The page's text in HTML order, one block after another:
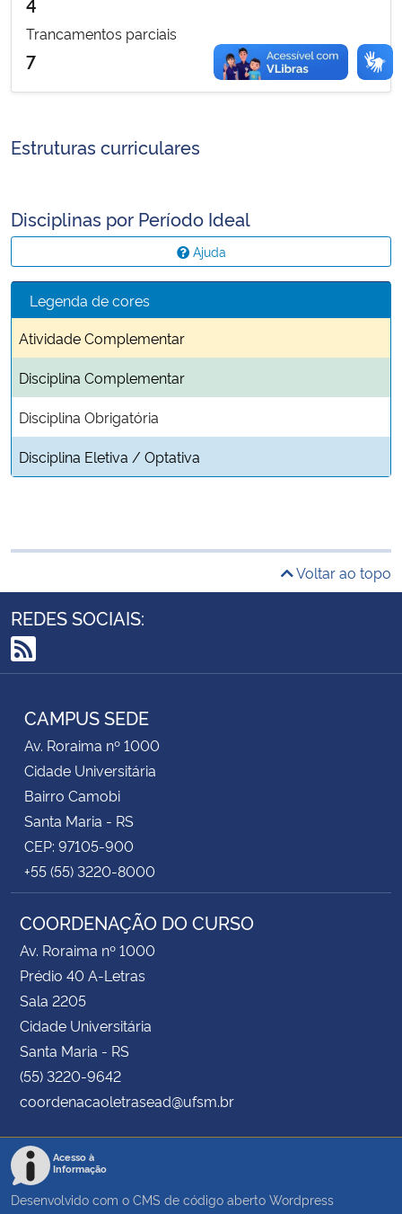
Trancamentos parciais
7
Estruturas curriculares
Disciplinas por Período Ideal
Ajuda
Legenda de cores
Atividade Complementar
Disciplina Complementar
Disciplina Obrigatória
Disciplina Eletiva / Optativa
Voltar ao topo
REDES SOCIAIS:
RSS
CAMPUS SEDE
Av. Roraima nº 1000
Cidade Universitária
Bairro Camobi
Santa Maria - RS
CEP: 97105-900
+55 (55) 3220-8000
COORDENAÇÃO DO CURSO
Av. Roraima nº 1000
Prédio 40 A-Letras
Sala 2205
Cidade Universitária
Santa Maria - RS
(55) 3220-9642
coordenacaoletrasead@ufsm.br
Acesso à
Informação
Desenvolvido com o CMS de código aberto Wordpress